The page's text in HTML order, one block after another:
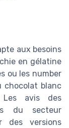
aux besoins
en gélatine
ou les number
chocolat blanc
Les avis des
du secteur
des versions